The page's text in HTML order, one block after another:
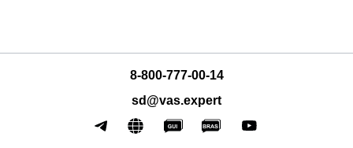
8-800-777-00-14
sd@vas.expert